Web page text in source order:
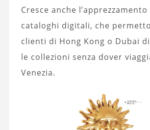
Cresce anche
cataloghi digitali, che
clienti di Hong Kong o Dubai
le collezioni senza dover
Venezia.